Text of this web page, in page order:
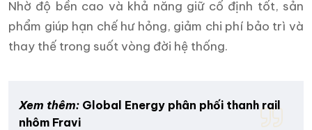
Nhờ độ bền cao và khả năng giữ cố định tốt, sản
phẩm giúp hạn chế hư hỏng, giảm chi phí bảo trì và
thay thế trong suốt vòng đời hệ thống.
Xem thêm: Global Energy phân phối thanh rail
nhôm Fravi